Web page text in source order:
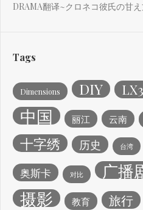
DRAMA翻译~クロネコ彼氏の甘
Tags
Dimensions DIY LX3
中国 丽江 云南
十字绣 历史 台湾
奥斯卡 对比 广播
摄影 教育 旅行